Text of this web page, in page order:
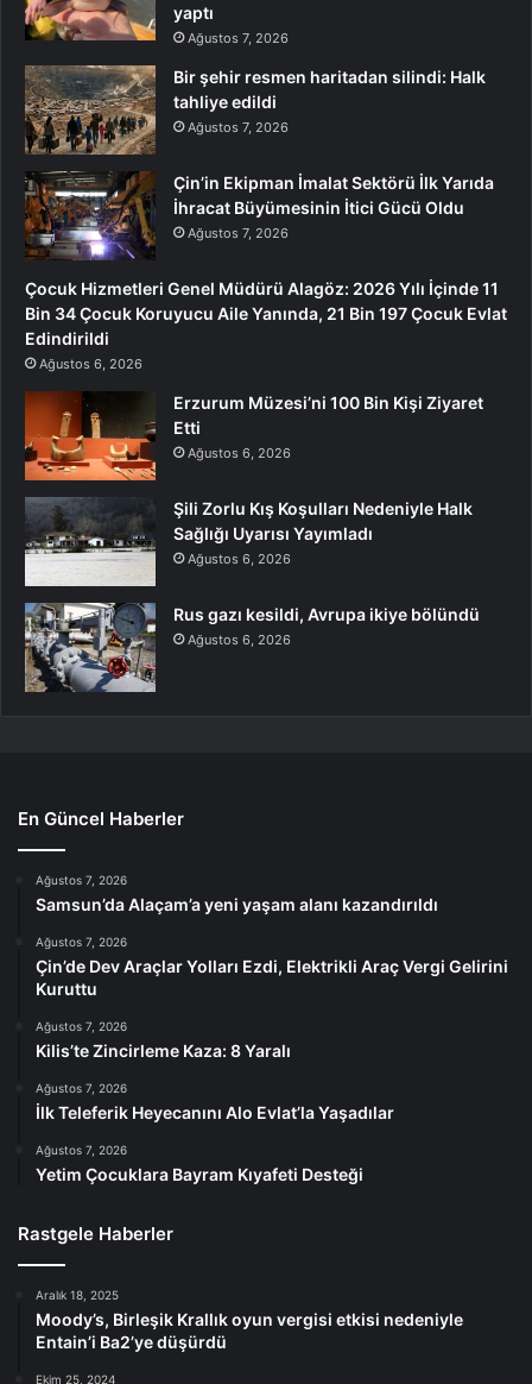
yaptı
Ağustos 7, 2026
Bir şehir resmen haritadan silindi: Halk
tahliye edildi
Ağustos 7, 2026
Çin’in Ekipman İmalat Sektörü İlk Yarıda
İhracat Büyümesinin İtici Gücü Oldu
Ağustos 7, 2026
Çocuk Hizmetleri Genel Müdürü Alagöz: 2026 Yılı İçinde 11
Bin 34 Çocuk Koruyucu Aile Yanında, 21 Bin 197 Çocuk Evlat
Edindirildi
Ağustos 6, 2026
Erzurum Müzesi’ni 100 Bin Kişi Ziyaret
Etti
Ağustos 6, 2026
Şili Zorlu Kış Koşulları Nedeniyle Halk
Sağlığı Uyarısı Yayımladı
Ağustos 6, 2026
Rus gazı kesildi, Avrupa ikiye bölündü
Ağustos 6, 2026
En Güncel Haberler
Ağustos 7, 2026
Samsun’da Alaçam’a yeni yaşam alanı kazandırıldı
Ağustos 7, 2026
Çin’de Dev Araçlar Yolları Ezdi, Elektrikli Araç Vergi Gelirini
Kuruttu
Ağustos 7, 2026
Kilis’te Zincirleme Kaza: 8 Yaralı
Ağustos 7, 2026
İlk Teleferik Heyecanını Alo Evlat’la Yaşadılar
Ağustos 7, 2026
Yetim Çocuklara Bayram Kıyafeti Desteği
Rastgele Haberler
Aralık 18, 2025
Moody’s, Birleşik Krallık oyun vergisi etkisi nedeniyle
Entain’i Ba2’ye düşürdü
Ekim 25, 2024